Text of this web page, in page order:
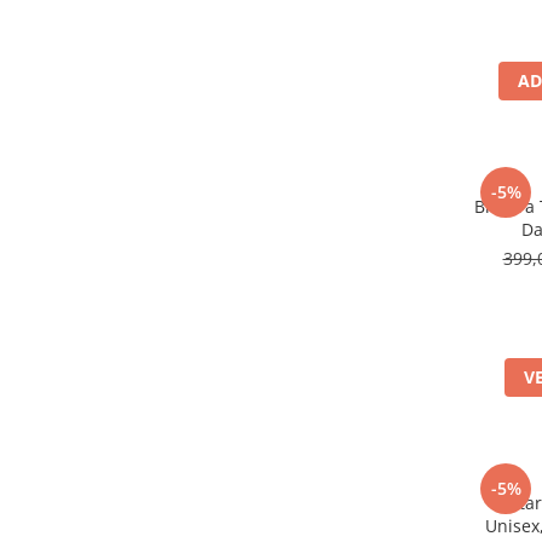
-5%
Bratara
-5%